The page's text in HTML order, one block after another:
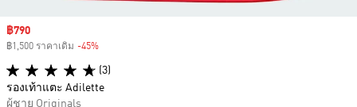
Sale price
฿790
฿1,500 ราคาเดิม -45%
(3)
รองเท้าแตะ Adilette
ผู้ชาย Originals